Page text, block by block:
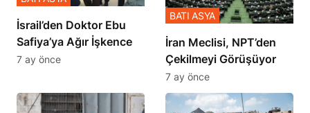
İsrail’den Doktor Ebu
Safiya’ya Ağır İşkence
7 ay önce
İran Meclisi, NPT’den
Çekilmeyi Görüşüyor
BATI ASYA
7 ay önce